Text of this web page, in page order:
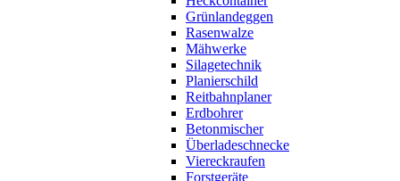
Grünlandeggen
Rasenwalze
Mähwerke
Silagetechnik
Planierschild
Reitbahnplaner
Erdbohrer
Betonmischer
Überladeschnecke
Viereckraufen
Forstgeräte